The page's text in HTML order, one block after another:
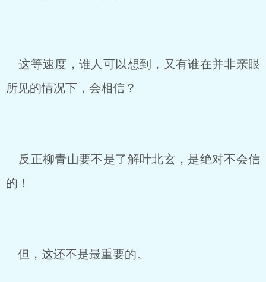
这等速度，谁人可以想到，又有谁在并非亲眼
所见的情况下，会相信？
反正柳青山要不是了解叶北玄，是绝对不会信
的！
但，这还不是最重要的。